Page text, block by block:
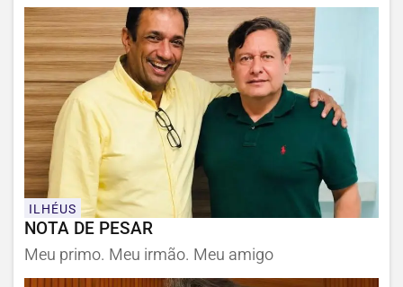
ILHÉUS
NOTA DE PESAR
Meu primo. Meu irmão. Meu amigo